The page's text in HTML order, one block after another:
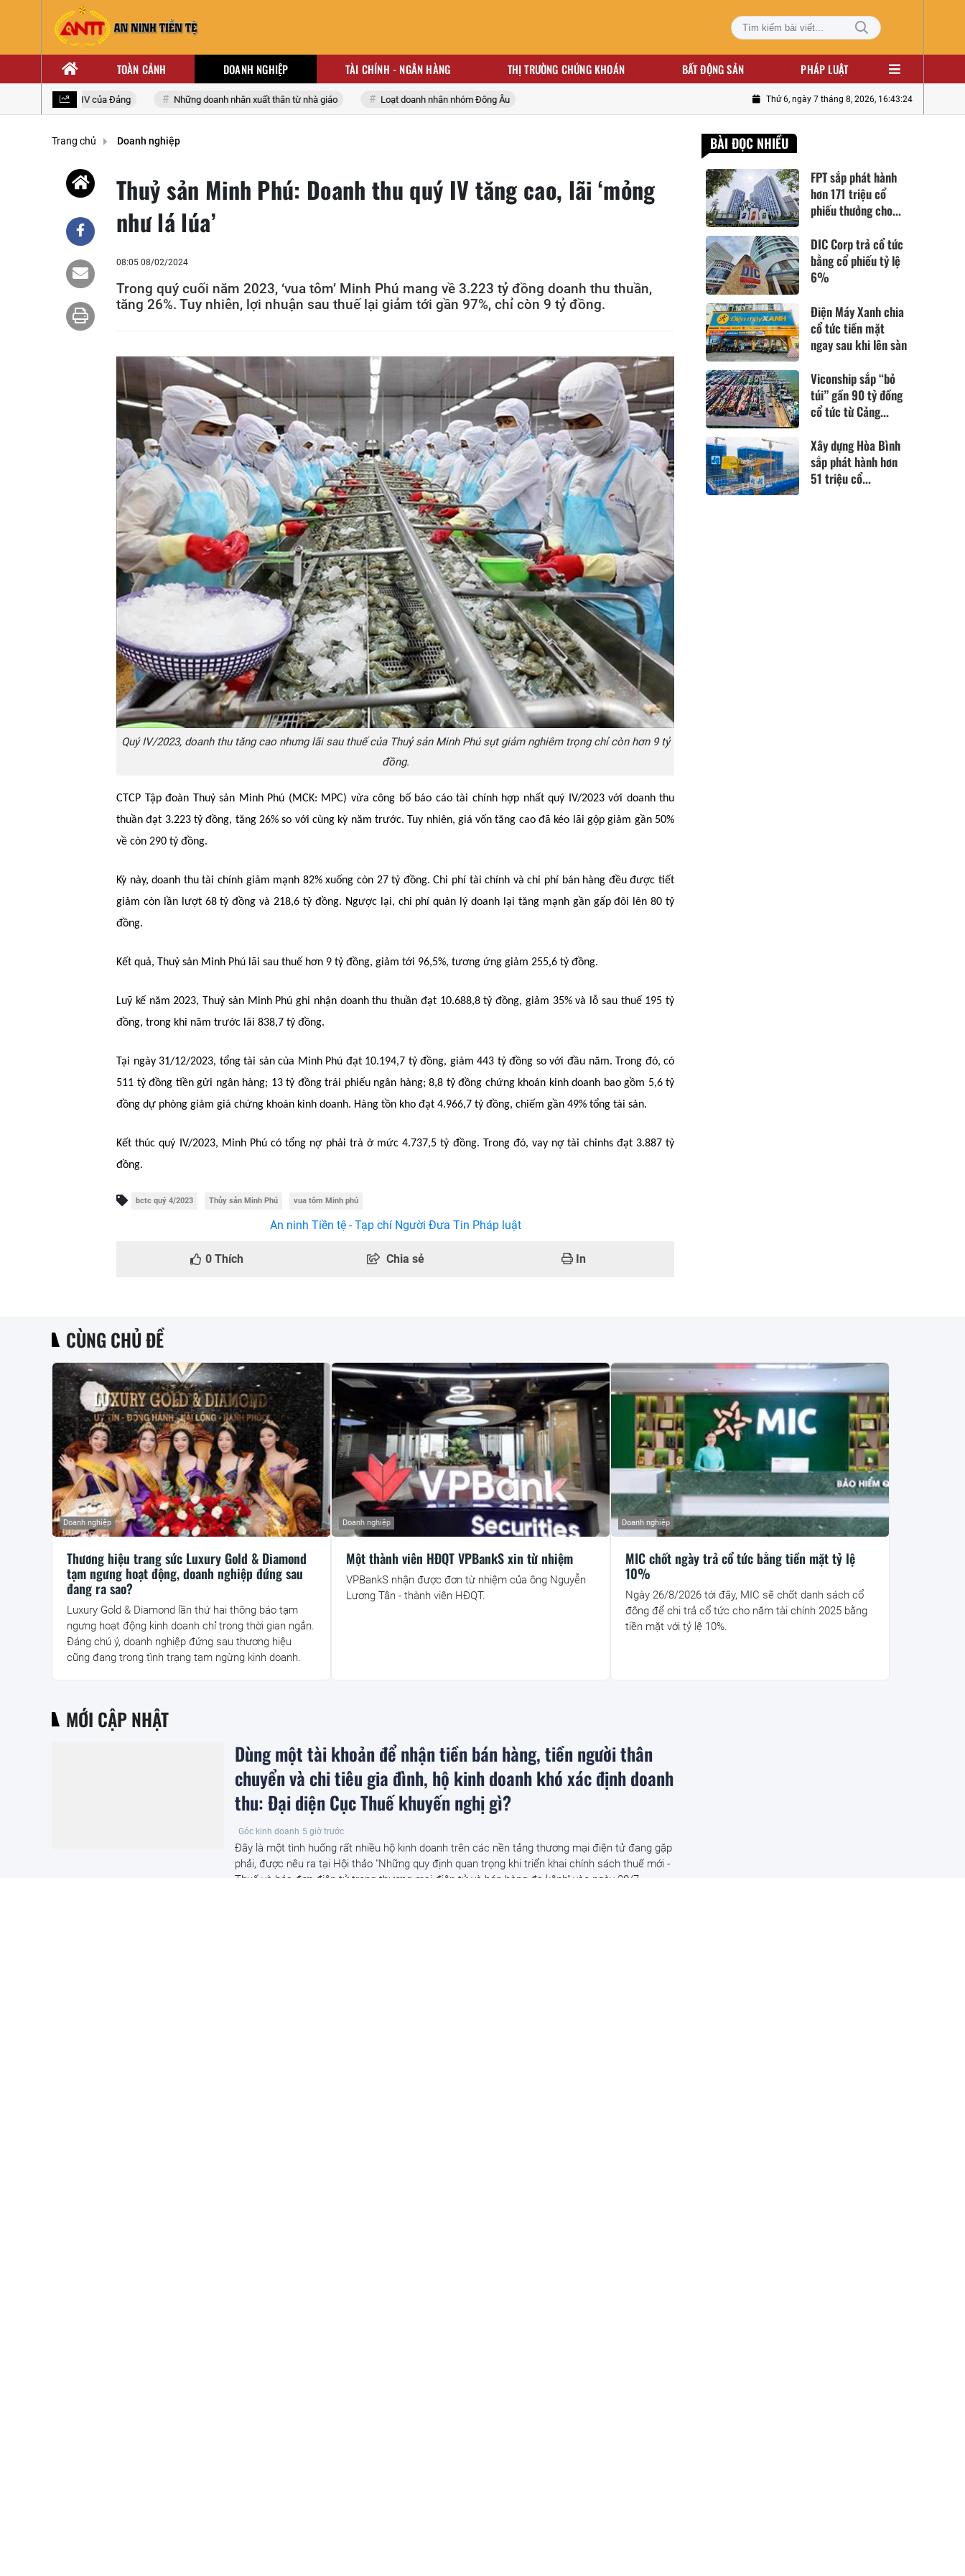
TOÀN CẢNH DOANH NGHIỆP TÀI CHÍNH - NGÂN HÀNG THỊ TRƯỜNG CHỨNG KHOÁN BẤT ĐỘNG SẢN PHÁP LUẬT
quốc lần thứ XIV của Đảng Những doanh nhân xuất thân từ nhà giáo Loạt doanh nhân nhóm Đông Âu Thứ 6, ngày 7 tháng 8, 2026, 16:43:25
Trang chủ Doanh nghiệp
Thuỷ sản Minh Phú: Doanh thu quý IV tăng cao, lãi ‘mỏng
như lá lúa’
08:05 08/02/2024
Trong quý cuối năm 2023, ‘vua tôm’ Minh Phú mang về 3.223 tỷ đồng doanh thu thuần,
tăng 26%. Tuy nhiên, lợi nhuận sau thuế lại giảm tới gần 97%, chỉ còn 9 tỷ đồng.
Quý IV/2023, doanh thu tăng cao nhưng lãi sau thuế của Thuỷ sản Minh Phú sụt giảm nghiêm trọng chỉ còn hơn 9 tỷ
đồng.
CTCP Tập đoàn Thuỷ sản Minh Phú (MCK: MPC) vừa công bố báo cáo tài chính hợp nhất quý IV/2023 với doanh thu
thuần đạt 3.223 tỷ đồng, tăng 26% so với cùng kỳ năm trước. Tuy nhiên, giá vốn tăng cao đã kéo lãi gộp giảm gần 50%
về còn 290 tỷ đồng.
Kỳ này, doanh thu tài chính giảm mạnh 82% xuống còn 27 tỷ đồng. Chi phí tài chính và chi phí bán hàng đều được tiết
giảm còn lần lượt 68 tỷ đồng và 218,6 tỷ đồng. Ngược lại, chi phí quản lý doanh lại tăng mạnh gần gấp đôi lên 80 tỷ
đồng.
Kết quả, Thuỷ sản Minh Phú lãi sau thuế hơn 9 tỷ đồng, giảm tới 96,5%, tương ứng giảm 255,6 tỷ đồng.
Luỹ kế năm 2023, Thuỷ sản Minh Phú ghi nhận doanh thu thuần đạt 10.688,8 tỷ đồng, giảm 35% và lỗ sau thuế 195 tỷ
đồng, trong khi năm trước lãi 838,7 tỷ đồng.
Tại ngày 31/12/2023, tổng tài sản của Minh Phú đạt 10.194,7 tỷ đồng, giảm 443 tỷ đồng so với đầu năm. Trong đó, có
511 tỷ đồng tiền gửi ngân hàng; 13 tỷ đồng trái phiếu ngân hàng; 8,8 tỷ đồng chứng khoán kinh doanh bao gồm 5,6 tỷ
đồng dự phòng giảm giá chứng khoán kinh doanh. Hàng tồn kho đạt 4.966,7 tỷ đồng, chiếm gần 49% tổng tài sản.
Kết thúc quý IV/2023, Minh Phú có tổng nợ phải trả ở mức 4.737,5 tỷ đồng. Trong đó, vay nợ tài chinhs đạt 3.887 tỷ
đồng.
bctc quý 4/2023 Thủy sản Minh Phú vua tôm Minh phú
An ninh Tiền tệ - Tạp chí Người Đưa Tin Pháp luật
0 Thích Chia sẻ In
BÀI ĐỌC NHIỀU
FPT sắp phát hành
hơn 171 triệu cổ
phiếu thưởng cho...
DIC Corp trả cổ tức
bằng cổ phiếu tỷ lệ
6%
Điện Máy Xanh chia
cổ tức tiền mặt
ngay sau khi lên sàn
Viconship sắp “bỏ
túi” gần 90 tỷ đồng
cổ tức từ Cảng...
Xây dựng Hòa Bình
sắp phát hành hơn
51 triệu cổ...
CÙNG CHỦ ĐỀ
Thương hiệu trang sức Luxury Gold & Diamond
tạm ngưng hoạt động, doanh nghiệp đứng sau
đang ra sao?
Doanh nghiệp
Luxury Gold & Diamond lần thứ hai thông báo tạm
ngưng hoạt động kinh doanh chỉ trong thời gian ngắn.
Đáng chú ý, doanh nghiệp đứng sau thương hiệu
cũng đang trong tình trạng tạm ngừng kinh doanh.
Một thành viên HĐQT VPBankS xin từ nhiệm
Doanh nghiệp
VPBankS nhận được đơn từ nhiệm của ông Nguyễn
Lương Tân - thành viên HĐQT.
MIC chốt ngày trả cổ tức bằng tiền mặt tỷ lệ
10%
Doanh nghiệp
Ngày 26/8/2026 tới đây, MIC sẽ chốt danh sách cổ
đông để chi trả cổ tức cho năm tài chính 2025 bằng
tiền mặt với tỷ lệ 10%.
MỚI CẬP NHẬT
Dùng một tài khoản để nhận tiền bán hàng, tiền người thân
chuyển và chi tiêu gia đình, hộ kinh doanh khó xác định doanh
thu: Đại diện Cục Thuế khuyến nghị gì?
Góc kinh doanh 5 giờ trước
Đây là một tình huống rất nhiều hộ kinh doanh trên các nền tảng thương mại điện tử đang gặp
phải, được nêu ra tại Hội thảo "Những quy định quan trọng khi triển khai chính sách thuế mới -
Thuế và hóa đơn điện tử trong thương mại điện tử và bán hàng đa kênh" vào ngày 20/7.